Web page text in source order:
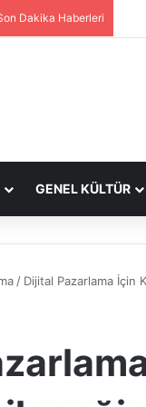
Dakika Haberleri
GENEL KÜLTÜR
/ Dijital Pazarlama İçin